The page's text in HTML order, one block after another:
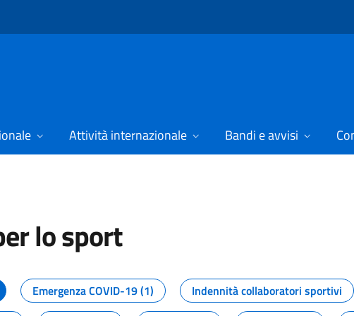
Attività internazionale Bandi e avvisi
lo sport
dal Dipartimento per lo sport
Emergenza COVID-19 (1) Indennità collaboratori sportivi